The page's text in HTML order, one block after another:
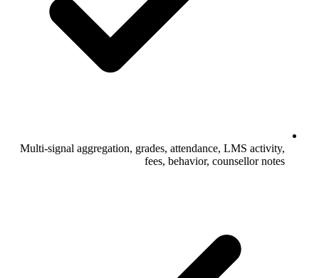
Multi-signal aggregation, grades, attendance, LMS activity,
fees, behavior, counsellor notes